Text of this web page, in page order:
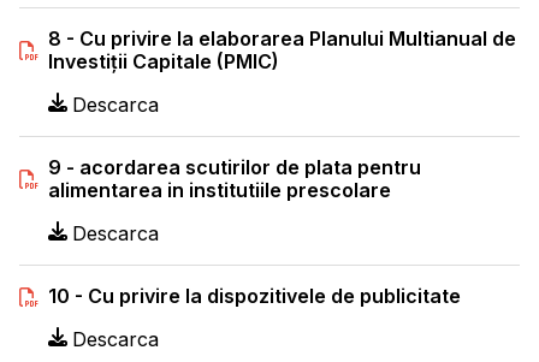
8 - Cu privire la elaborarea Planului Multianual de
Investiţii Capitale (PMIC)
Descarca
9 - acordarea scutirilor de plata pentru
alimentarea in institutiile prescolare
Descarca
10 - Cu privire la dispozitivele de publicitate
Descarca